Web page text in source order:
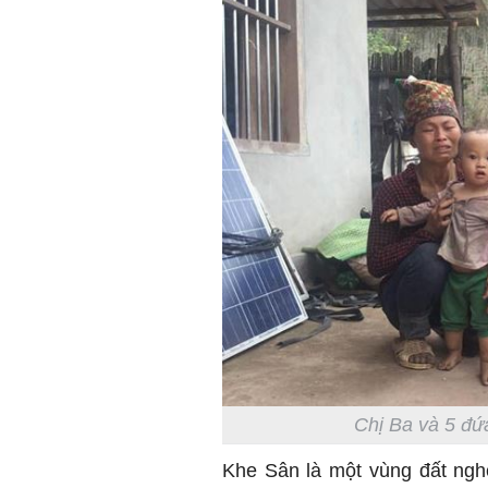
Chị Ba và 5
Khe Sân là một vùng đất